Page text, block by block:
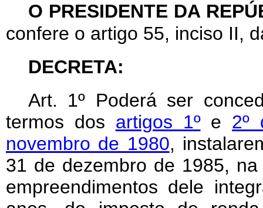
O PRESIDENTE DA
confere o artigo 55, inciso II,
DECRETA:
Art. 1º Poderá ser
termos dos artigos 1ºe 2º
novembro de 1980,
31 de dezembro de 1985,
empreendimentos dele